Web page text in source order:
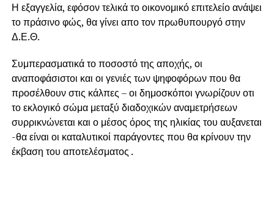
Η εξαγγελία, εφόσον τελικά το οικονομικό επιτελείο ανάψει
το πράσινο φώς, θα γίνει απο τον πρωθυπουργό στην
Δ.Ε.Θ.
Συμπερασματικά το ποσοστό της αποχής, οι
αναποφάσιστοι και οι γενιές των ψηφοφόρων που θα
προσέλθουν στις κάλπες – οι δημοσκόποι γνωρίζουν οτι
το εκλογικό σώμα μεταξύ διαδοχικών αναμετρήσεων
συρρικνώνεται και ο μέσος όρος της ηλικίας του αυξανεται
-θα είναι οι καταλυτικοί παράγοντες που θα κρίνουν την
έκβαση του αποτελέσματος .